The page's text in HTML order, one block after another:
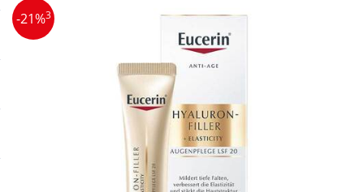
Aktuelle Coupons
Arzneimittel
Körperpflege & Kosmetik
-21%3